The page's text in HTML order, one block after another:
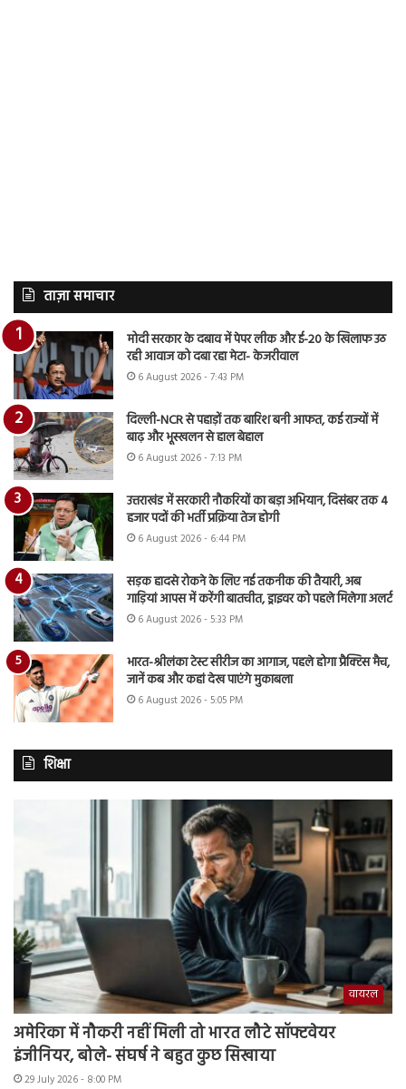
ताज़ा समाचार
मोदी सरकार के दबाव में पेपर लीक और ई-20 के खिलाफ उठ
रही आवाज को दबा रहा मेटा- केजरीवाल
6 August 2026 - 7:43 PM
दिल्ली-NCR से पहाड़ों तक बारिश बनी आफत, कई राज्यों में
बाढ़ और भूस्खलन से हाल बेहाल
6 August 2026 - 7:13 PM
उत्तराखंड में सरकारी नौकरियों का बड़ा अभियान, दिसंबर तक 4
हजार पदों की भर्ती प्रक्रिया तेज होगी
6 August 2026 - 6:44 PM
सड़क हादसे रोकने के लिए नई तकनीक की तैयारी, अब
गाड़ियां आपस में करेंगी बातचीत, ड्राइवर को पहले मिलेगा अलर्ट
6 August 2026 - 5:33 PM
भारत-श्रीलंका टेस्ट सीरीज का आगाज, पहले होगा प्रैक्टिस मैच,
जानें कब और कहां देख पाएंगे मुकाबला
6 August 2026 - 5:05 PM
शिक्षा
वायरल
अमेरिका में नौकरी नहीं मिली तो भारत लौटे सॉफ्टवेयर
इंजीनियर, बोले- संघर्ष ने बहुत कुछ सिखाया
29 July 2026 - 8:00 PM